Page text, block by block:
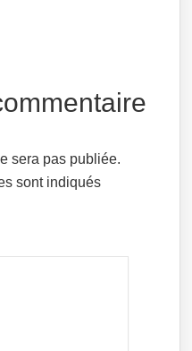
sera pas publiée.
sont indiqués